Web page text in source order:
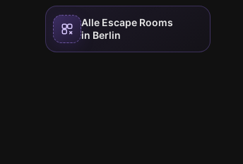
Alle Escape Rooms
in Berlin